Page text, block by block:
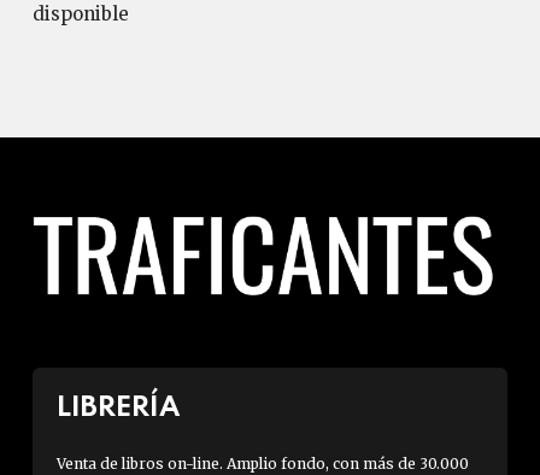
disponible
LIBRERÍA
Venta de libros on-line. Amplio fondo, con más de 30.000